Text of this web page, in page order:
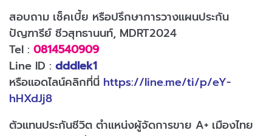
สอบถาม เช็คเบี้ย หรือปรึกษาการวางแผนประกัน
ปัญฑารีย์ ชีวสุทธานนท์, MDRT2024
Tel : 0814540909
Line ID : dddlek1
หรือแอดไลน์คลิกที่นี่ https://line.me/ti/p/eY-
hHXdJj8
ตัวแทนประกันชีวิต ตำแหน่งผู้จัดการขาย A+ เมืองไทย